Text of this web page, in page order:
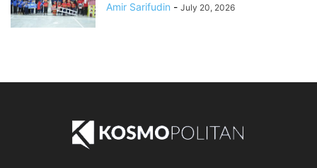
Amir Sarifudin - July 20, 2026